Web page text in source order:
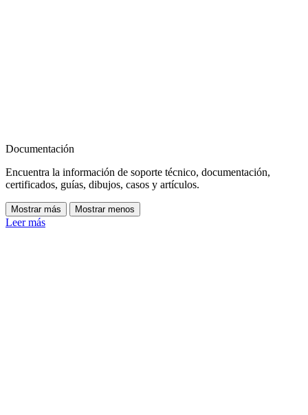
Documentación
Encuentra la información de soporte técnico, documentación,
certificados, guías, dibujos, casos y artículos.
Mostrar más Mostrar menos
Leer más